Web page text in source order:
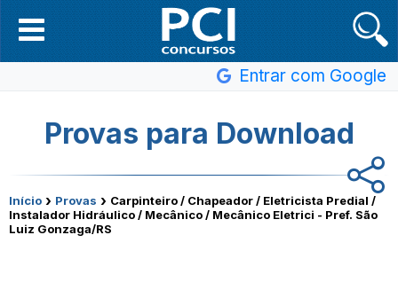
Entrar com Google
Provas para Download
Início › Provas › Carpinteiro / Chapeador / Eletricista Predial /
Instalador Hidráulico / Mecânico / Mecânico Eletrici - Pref. São
Luiz Gonzaga/RS